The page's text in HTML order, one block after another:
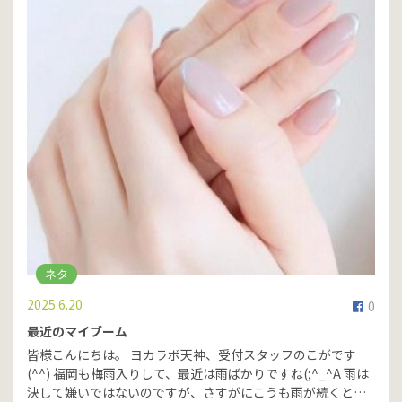
ネタ
0
2025.6.20
最近のマイブーム
皆様こんにちは。 ヨカラボ天神、受付スタッフのこがです
(^^) 福岡も梅雨入りして、最近は雨ばかりですね(;^_^A 雨は
決して嫌いではないのですが、さすがにこうも雨が続くと…